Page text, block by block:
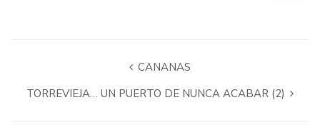
CANANAS
TORREVIEJA… UN PUERTO DE NUNCA ACABAR (2)